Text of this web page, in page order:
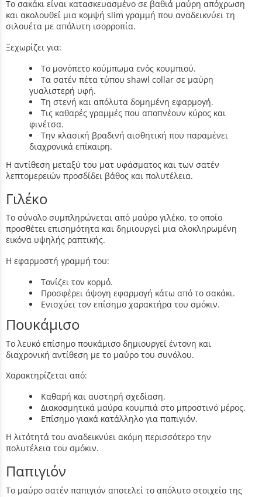
Το σακάκι είναι κατασκευασμένο σε βαθιά μαύρη απόχρωση
και ακολουθεί μια κομψή slim γραμμή που αναδεικνύει τη
σιλουέτα με απόλυτη ισορροπία.
Ξεχωρίζει για:
Το μονόπετο κούμπωμα ενός κουμπιού.
Τα σατέν πέτα τύπου shawl collar σε μαύρη
γυαλιστερή υφή.
Τη στενή και απόλυτα δομημένη εφαρμογή.
Τις καθαρές γραμμές που αποπνέουν κύρος και
φινέτσα.
Την κλασική βραδινή αισθητική που παραμένει
διαχρονικά επίκαιρη.
Η αντίθεση μεταξύ του ματ υφάσματος και των σατέν
λεπτομερειών προσδίδει βάθος και πολυτέλεια.
Γιλέκο
Το σύνολο συμπληρώνεται από μαύρο γιλέκο, το οποίο
προσθέτει επισημότητα και δημιουργεί μια ολοκληρωμένη
εικόνα υψηλής ραπτικής.
Η εφαρμοστή γραμμή του:
Τονίζει τον κορμό.
Προσφέρει άψογη εφαρμογή κάτω από το σακάκι.
Ενισχύει τον επίσημο χαρακτήρα του σμόκιν.
Πουκάμισο
Το λευκό επίσημο πουκάμισο δημιουργεί έντονη και
διαχρονική αντίθεση με το μαύρο του συνόλου.
Χαρακτηρίζεται από:
Καθαρή και αυστηρή σχεδίαση.
Διακοσμητικά μαύρα κουμπιά στο μπροστινό μέρος.
Επίσημο γιακά κατάλληλο για παπιγιόν.
Η λιτότητά του αναδεικνύει ακόμη περισσότερο την
πολυτέλεια του σμόκιν.
Παπιγιόν
Το μαύρο σατέν παπιγιόν αποτελεί το απόλυτο στοιχείο της